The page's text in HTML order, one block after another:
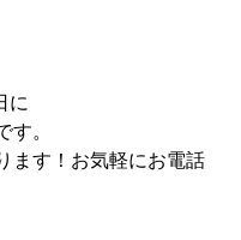
に
。
ます！お気軽にお電話